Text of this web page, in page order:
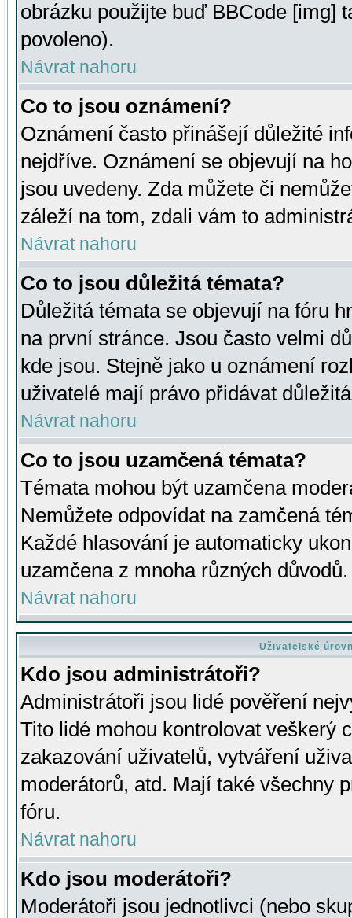
obrázku použijte buď BBCode [img]
povoleno).
Návrat nahoru
Co to jsou oznámení?
Oznámení často přinášejí důležité
nejdříve. Oznámení se objevují na
jsou uvedeny. Zda můžete či
záleží na tom, zdali vám to
Návrat nahoru
Co to jsou důležitá témata?
Důležitá témata se objevují na fóru
na první stránce. Jsou často velmi
kde jsou. Stejně jako u oznámení
uživatelé mají právo přidávat
Návrat nahoru
Co to jsou uzamčená témata?
Témata mohou být uzamčena
Nemůžete odpovídat na zamčená
Každé hlasování je automaticky
uzamčena z mnoha různých důvodů.
Návrat nahoru
Uživatelské
Kdo jsou administrátoři?
Administrátoři jsou lidé pověření
Tito lidé mohou kontrolovat veškerý
zakazování uživatelů, vytváření
moderátorů, atd. Mají také všechny
fóru.
Návrat nahoru
Kdo jsou moderátoři?
Moderátoři jsou jednotlivci (nebo